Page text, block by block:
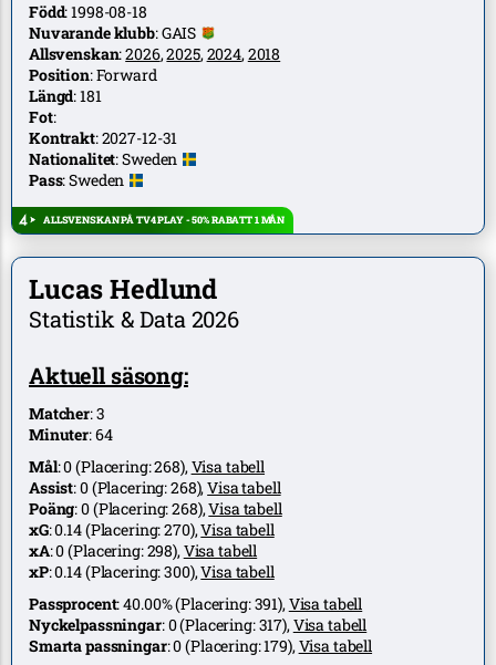
Född:1998-08-18
Nuvarande klubb:GAIS
Allsvenskan:2026,2025,2024,2018
Position:Forward
Längd:181
Fot:
Kontrakt:2027-12-31
Nationalitet:Sweden
Pass:Sweden
ALLSVENSKAN PÅ TV4 PLAY - 50% RABATT 1 MÅN
Lucas Hedlund
Statistik & Data 2026
Aktuell säsong:
Matcher:3
Minuter:64
Mål:0(Placering:268),Visa tabell
Assist:0(Placering:268),Visa tabell
Poäng:0(Placering:268),Visa tabell
xG:0.14(Placering:270),Visa tabell
xA:0(Placering:298),Visa tabell
xP:0.14(Placering:300),Visa tabell
Passprocent:40.00%(Placering:391),Visa tabell
Nyckelpassningar:0(Placering:317),Visa tabell
Smarta passningar:0(Placering:179),Visa tabell